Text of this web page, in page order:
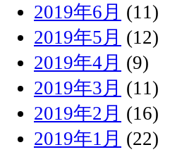
2019年6月 (11)
2019年5月 (12)
2019年4月 (9)
2019年3月 (11)
2019年2月 (16)
2019年1月 (22)